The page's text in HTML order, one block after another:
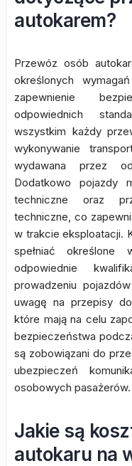
autokarem?
Przewóz osób
określonych
zapewnienie
odpowiednich
wszystkim każdy
wykonywanie
wydawana przez
Dodatkowo pojazdy
techniczne oraz
techniczne, co
w trakcie eksploatacji.
spełniać określone
odpowiednie
prowadzeniu
uwagę na przepisy
które mają na celu
bezpieczeństwa
są zobowiązani do
ubezpieczeń
osobowych pasażerów.
Jakie są
autokaru na